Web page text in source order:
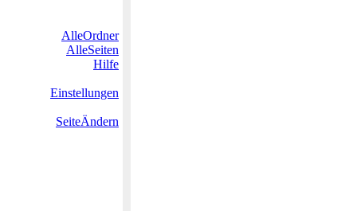
AlleOrdner
AlleSeiten
Hilfe
Einstellungen
SeiteÄndern